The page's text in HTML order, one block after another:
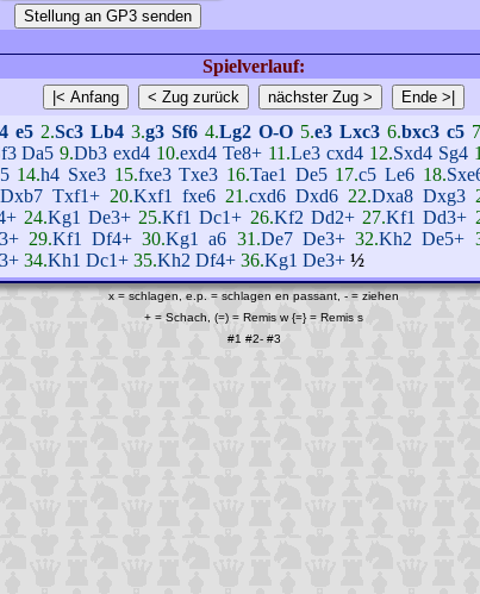
Spielverlauf:
e5 2.Sc3 Lb4 3.g3 Sf6 4.Lg2 O-O 5.e3 Lxc3 6.bxc3 c5
Da5 9.Db3 exd4 10.exd4 Te8+ 11.Le3 cxd4 12.Sxd4 Sg4
14.h4 Sxe3 15.fxe3 Txe3 16.Tae1 De5 17.c5 Le6 18.
Dxb7 Txf1+ 20.Kxf1 fxe6 21.cxd6 Dxd6 22.Dxa8 Dxg3
24.Kg1 De3+ 25.Kf1 Dc1+ 26.Kf2 Dd2+ 27.Kf1 Dd3+
29.Kf1 Df4+ 30.Kg1 a6 31.De7 De3+ 32.Kh2 De5+
34.Kh1 Dc1+ 35.Kh2 Df4+ 36.Kg1 De3+ ½
x = schlagen, e.p. = schlagen en passant, - = ziehen
+ = Schach, (=) = Remis w {=} = Remis s
#1 #2-#3